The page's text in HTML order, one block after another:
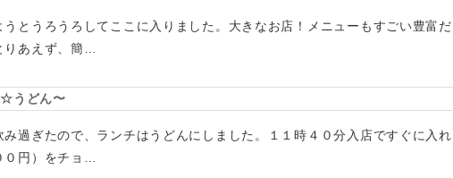
とうろうろしてここに入りました。大きなお店！メニューもすごい豊富
りあえず、簡…
☆うどん〜
過ぎたので、ランチはうどんにしました。１１時４０分入店ですぐに入
０円）をチョ…